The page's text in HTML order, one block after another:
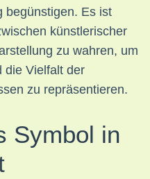
begünstigen. Es ist
künstlerischer
zu wahren, um
die Vielfalt der
zu repräsentieren.
Symbol in